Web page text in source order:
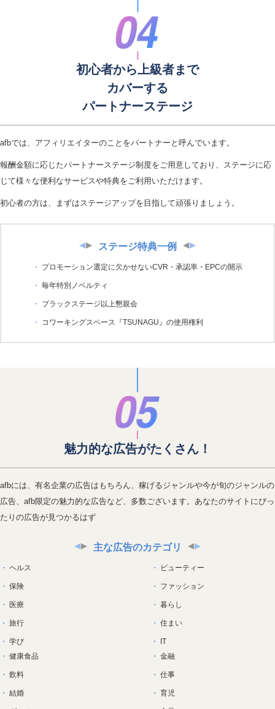
初心者から上級者まで
カバーする
パートナーステージ
afbでは、アフィリエイターのことをパートナーと呼んでいます。
報酬金額に応じたパートナーステージ制度をご用意しており、ステージに応
じて様々な便利なサービスや特典をご利用いただけます。
初心者の方は、まずはステージアップを目指して頑張りましょう。
ステージ特典一例
プロモーション選定に欠かせないCVR・承認率・EPCの開示
毎年特別ノベルティ
ブラックステージ以上懇親会
コワーキングスペース『TSUNAGU』の使用権利
魅力的な広告がたくさん！
afbには、有名企業の広告はもちろん、稼げるジャンルや今が旬のジャンルの
広告、afb限定の魅力的な広告など、多数ございます。あなたのサイトにぴっ
たりの広告が見つかるはず
主な広告のカテゴリ
ヘルス
保険
医療
旅行
学び
ビューティー
ファッション
暮らし
住まい
IT
健康食品
飲料
結婚
金融
仕事
育児